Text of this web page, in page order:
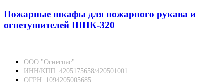
Пожарные шкафы для пожарного рукава и
огнетушителей ШПК-320
ООО "Огнеспас"
ИНН/КПП: 4205175658/420501001
ОГРН: 1094205005685